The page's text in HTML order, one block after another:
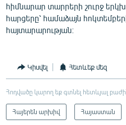
հիմնարար տարրերի շուրջ
հարցերը՝ համաձայն
հայտարարության։
Կիսվել Հետևեք մեզ
Հոդվածը կարող եք գտնել հետևյալ
Հայերեն արխիվ Հայաստան